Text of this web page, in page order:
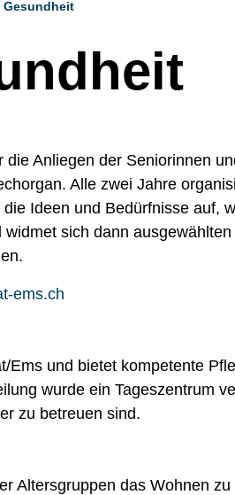
Gesundheit(ausgewählt)
Anliegen der Seniorinnen
Alle zwei Jahre
Ideen und Bedürfnisse auf,
sich dann
ems.ch
geöffnet.
Ems und bietet kompetente
wurde ein Tageszentrum
zu betreuen sind.
neuen Fenster geöffnet.
Altersgruppen das Wohnen zu